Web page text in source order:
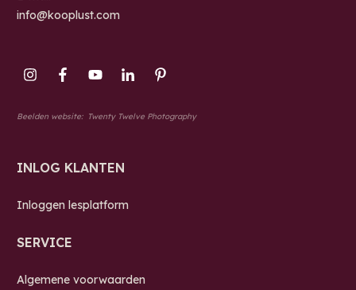
info@kooplust.com
Beelden website: Twenty Twelve Photography
INLOG KLANTEN
Inloggen lesplatform
SERVICE
Algemene voorwaarden